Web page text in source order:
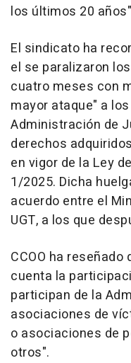
los últimos 20
El sindicato ha
el se paralizaron
cuatro meses con
mayor ataque" a
Administración de
derechos
en vigor de la Ley
1/2025. Dicha
acuerdo entre el
UGT, a los que
CCOO ha
cuenta la
participan de la
asociaciones de
o asociaciones de
otros".